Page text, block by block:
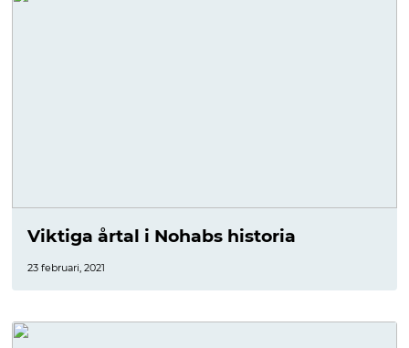
Viktiga årtal i Nohabs historia
23 februari, 2021